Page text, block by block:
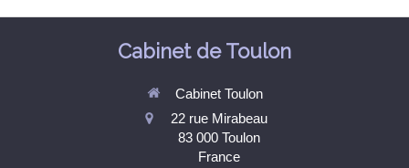
Cabinet de Toulon
Cabinet Toulon
22 rue Mirabeau
83 000 Toulon
France